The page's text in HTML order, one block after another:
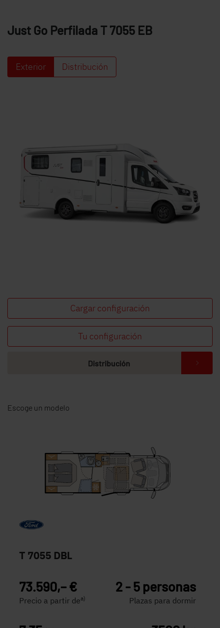
Just Go Perfilada T 7055 EB
Exterior Distribución
Cargar configuración
Tu configuración
Distribución
Escoge un modelo
T 7055 DBL
73.590,– €
Precio a partir dea)
2 - 5 personas
Plazas para dormir